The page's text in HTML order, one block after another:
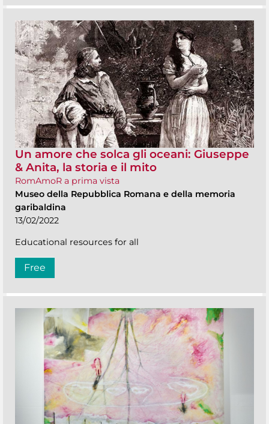
Un amore che solca gli oceani: Giuseppe
& Anita, la storia e il mito
RomAmoR a prima vista
Museo della Repubblica Romana e della memoria
garibaldina
13/02/2022
Educational resources for all
Free